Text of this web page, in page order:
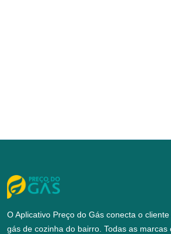
O Aplicativo Preço do Gás conecta o
gás de cozinha do bairro. Todas as